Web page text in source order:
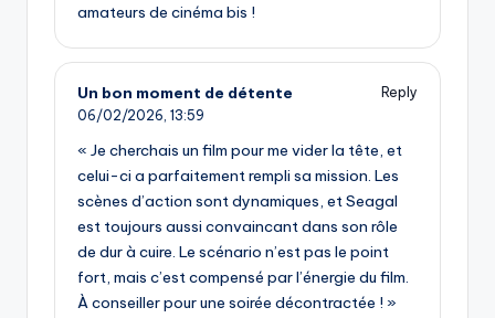
amateurs de cinéma bis !
Un bon moment de détente
Reply
06/02/2026, 13:59
« Je cherchais un film pour me vider la tête, et
celui-ci a parfaitement rempli sa mission. Les
scènes d’action sont dynamiques, et Seagal
est toujours aussi convaincant dans son rôle
de dur à cuire. Le scénario n’est pas le point
fort, mais c’est compensé par l’énergie du film.
À conseiller pour une soirée décontractée ! »